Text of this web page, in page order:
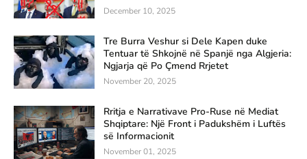
December 10, 2025
Tre Burra Veshur si Dele Kapen duke
Tentuar të Shkojnë në Spanjë nga Algjeria:
Ngjarja që Po Çmend Rrjetet
November 20, 2025
Rritja e Narrativave Pro-Ruse në Mediat
Shqiptare: Një Front i Padukshëm i Luftës
së Informacionit
November 01, 2025